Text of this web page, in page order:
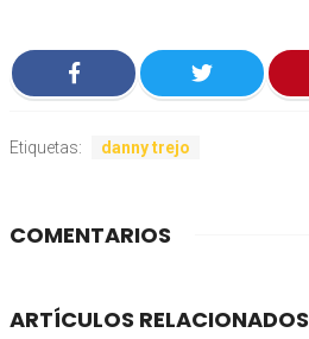
Etiquetas: danny trejo
COMENTARIOS
ARTÍCULOS RELACIONADOS